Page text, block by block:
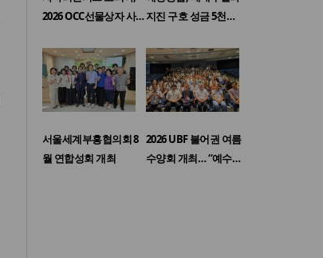
2026 OCC선물상자 사…지진 구호 성금 5천…
서울세계부흥협의회 8
월 연합성회 개최
2026 UBF 불어권 여름
수양회 개최… “예수…